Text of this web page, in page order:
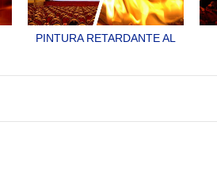
PINTURA RETARDANTE AL
SYLPYL 3410 W